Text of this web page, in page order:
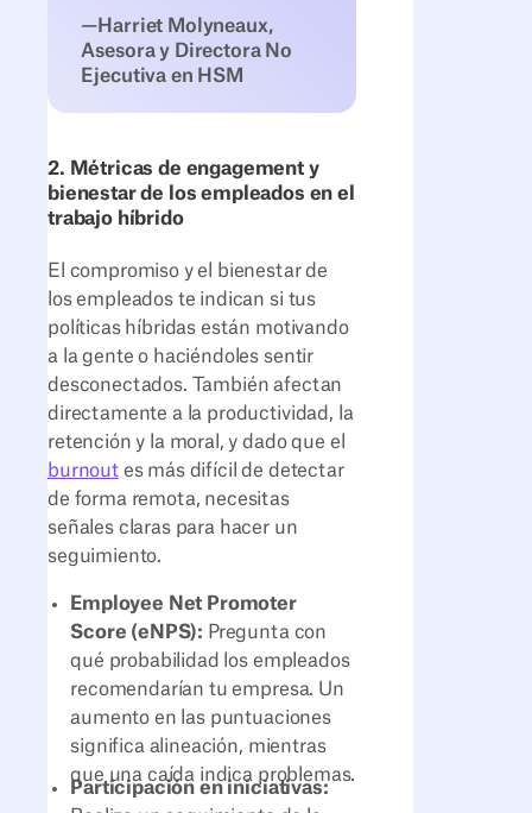
—Harriet Molyneaux,
Asesora y Directora No
Ejecutiva en HSM
2. Métricas de engagement y
bienestar de los empleados en el
trabajo híbrido
El compromiso y el bienestar de
los empleados te indican si tus
políticas híbridas están motivando
a la gente o haciéndoles sentir
desconectados. También afectan
directamente a la productividad, la
retención y la moral, y dado que el
burnoutes más difícil de detectar
de forma remota, necesitas
señales claras para hacer un
seguimiento.
Employee Net Promoter
Score (eNPS): Pregunta con
qué probabilidad los empleados
recomendarían tu empresa. Un
aumento en las puntuaciones
significa alineación, mientras
que una caída indica problemas.
Participación en iniciativas: